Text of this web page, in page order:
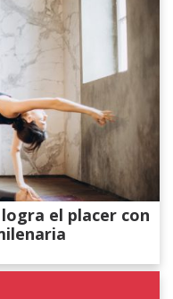
el placer con